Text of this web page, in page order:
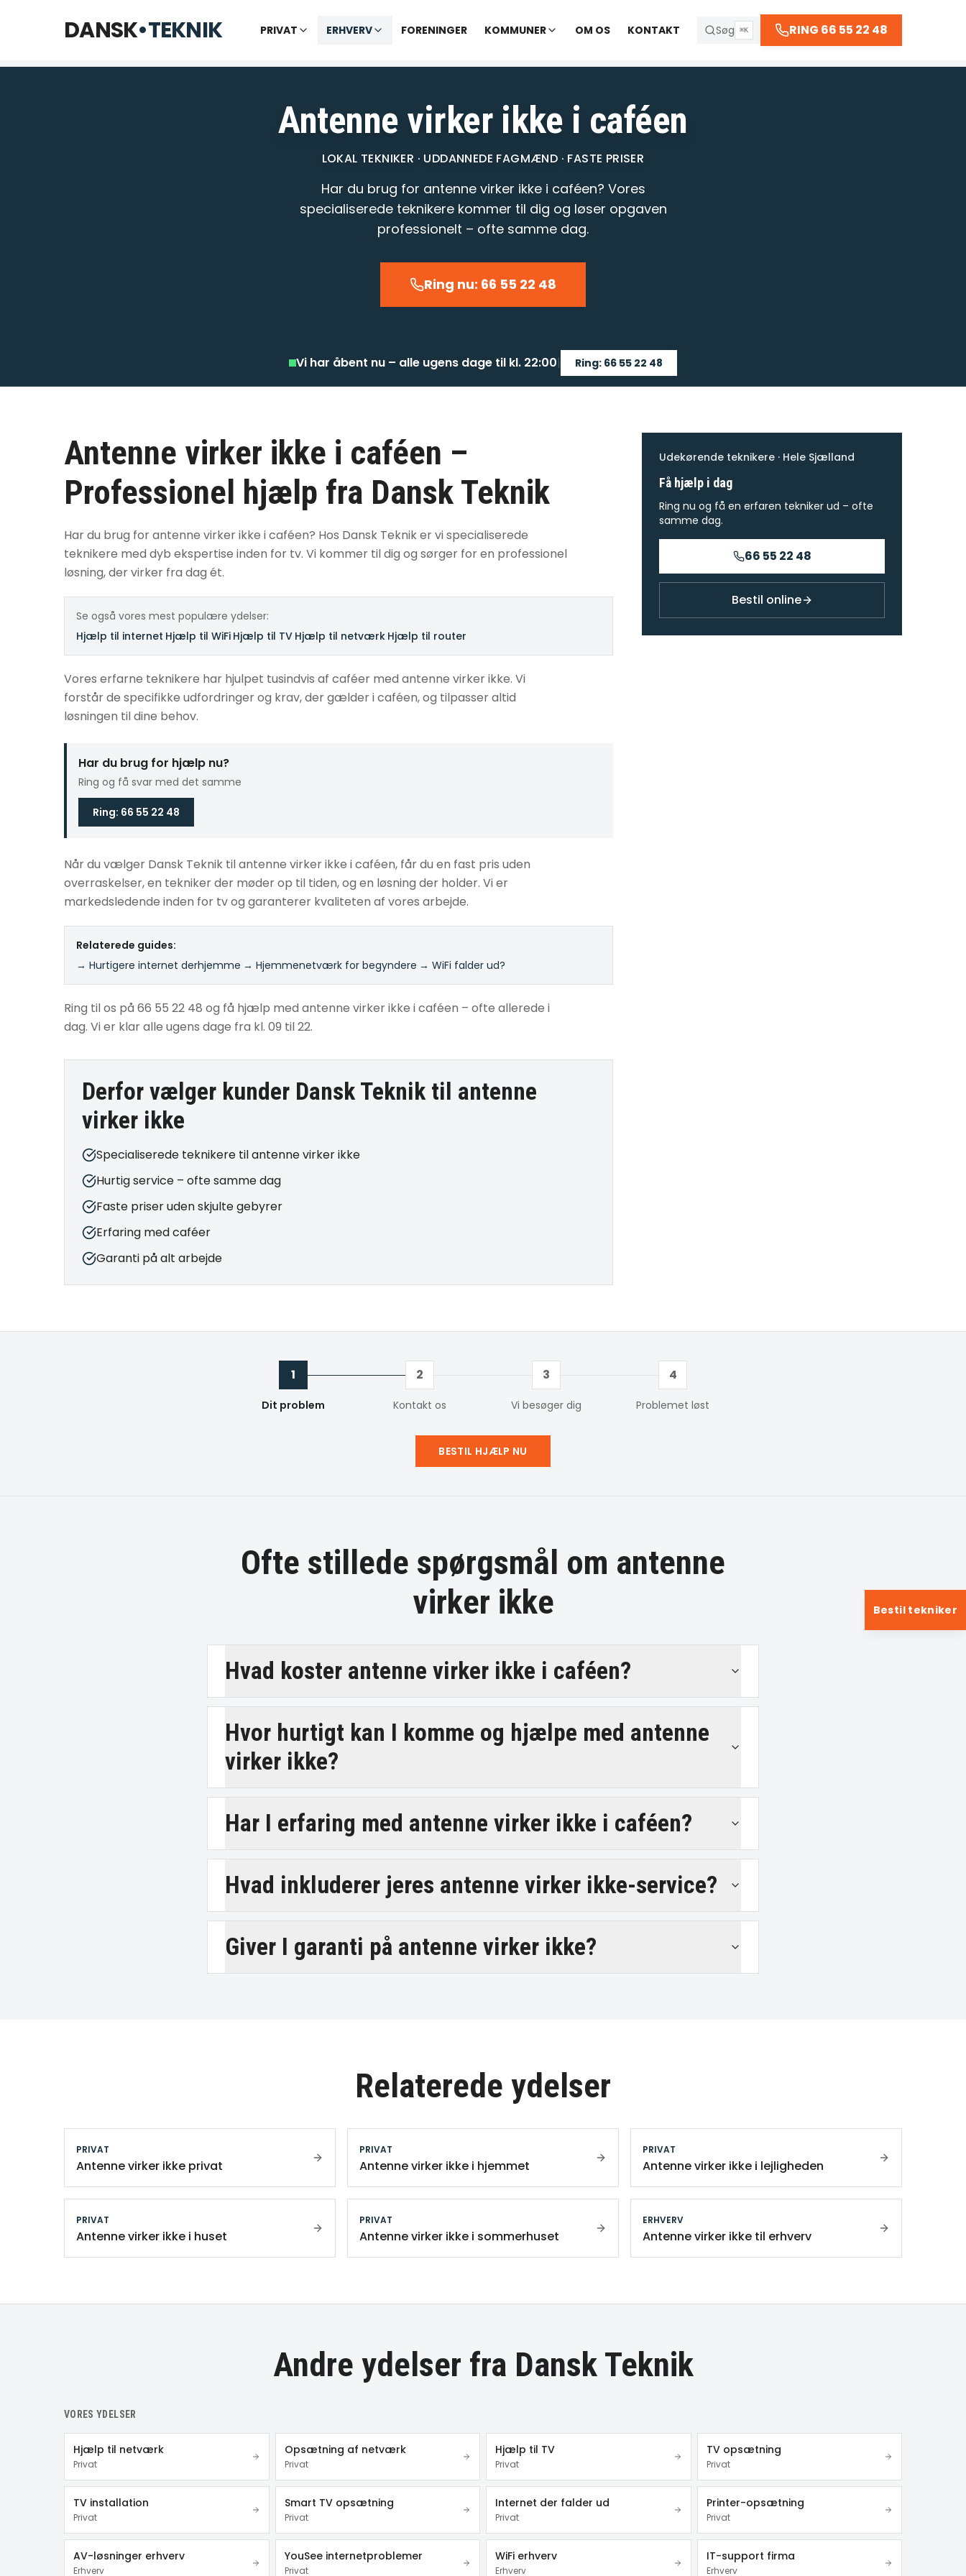
DANSK•TEKNIK PRIVAT ERHVERV FORENINGER KOMMUNER OM OS KONTAKT Søg ⌘K RING 66 55 22 48
Telefon til kl. 22 · Chat til 23:30 66 55 22 48
Antenne virker ikke i caféen
LOKAL TEKNIKER · UDDANNEDE FAGMÆND · FASTE PRISER
Har du brug for antenne virker ikke i caféen? Vores
specialiserede teknikere kommer til dig og løser opgaven
professionelt – ofte samme dag.
Ring nu: 66 55 22 48
Vi har åbent nu – alle ugens dage til kl. 22:00| Ring: 66 55 22 48
Antenne virker ikke i caféen –
Professionel hjælp fra Dansk Teknik
Har du brug for antenne virker ikke i caféen? Hos Dansk Teknik er vi specialiserede
teknikere med dyb ekspertise inden for tv. Vi kommer til dig og sørger for en professionel
løsning, der virker fra dag ét.
Se også vores mest populære ydelser:
Hjælp til internet Hjælp til WiFi Hjælp til TV Hjælp til netværk Hjælp til router
Vores erfarne teknikere har hjulpet tusindvis af caféer med antenne virker ikke. Vi
forstår de specifikke udfordringer og krav, der gælder i caféen, og tilpasser altid
løsningen til dine behov.
Har du brug for hjælp nu?
Ring og få svar med det samme
Ring: 66 55 22 48
Når du vælger Dansk Teknik til antenne virker ikke i caféen, får du en fast pris uden
overraskelser, en tekniker der møder op til tiden, og en løsning der holder. Vi er
markedsledende inden for tv og garanterer kvaliteten af vores arbejde.
Relaterede guides:
→ Hurtigere internet derhjemme → Hjemmenetværk for begyndere → WiFi falder ud?
Ring til os på 66 55 22 48 og få hjælp med antenne virker ikke i caféen – ofte allerede i
dag. Vi er klar alle ugens dage fra kl. 09 til 22.
Derfor vælger kunder Dansk Teknik til antenne
virker ikke
Specialiserede teknikere til antenne virker ikke
Hurtig service – ofte samme dag
Faste priser uden skjulte gebyrer
Erfaring med caféer
Garanti på alt arbejde
Udekørende teknikere · Hele Sjælland
Få hjælp i dag
Ring nu og få en erfaren tekniker ud – ofte
samme dag.
66 55 22 48
Bestil online
1
Dit problem
2
Kontakt os
3
Vi besøger dig
4
Problemet løst
BESTIL HJÆLP NU
Ofte stillede spørgsmål om antenne
virker ikke
Hvad koster antenne virker ikke i caféen?
Hvor hurtigt kan I komme og hjælpe med antenne
virker ikke?
Har I erfaring med antenne virker ikke i caféen?
Hvad inkluderer jeres antenne virker ikke-service?
Giver I garanti på antenne virker ikke?
Relaterede ydelser
PRIVAT
Antenne virker ikke privat
PRIVAT
Antenne virker ikke i hjemmet
PRIVAT
Antenne virker ikke i lejligheden
PRIVAT
Antenne virker ikke i huset
PRIVAT
Antenne virker ikke i sommerhuset
ERHVERV
Antenne virker ikke til erhverv
Andre ydelser fra Dansk Teknik
VORES YDELSER
Hjælp til netværk
Privat
Opsætning af netværk
Privat
Hjælp til TV
Privat
TV opsætning
Privat
TV installation
Privat
Smart TV opsætning
Privat
Internet der falder ud
Privat
Printer-opsætning
Privat
AV-løsninger erhverv
Erhverv
YouSee internetproblemer
Privat
WiFi erhverv
Erhverv
IT-support firma
Erhverv
Bestil tekniker